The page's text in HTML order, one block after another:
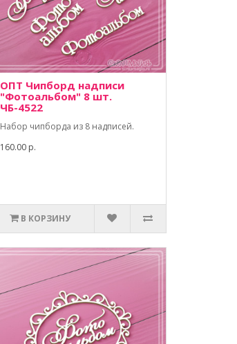
ОПТ Чипборд надписи
"Фотоальбом" 8 шт.
ЧБ-4522
Набор чипборда из 8 надписей.
160.00 р.
В КОРЗИНУ